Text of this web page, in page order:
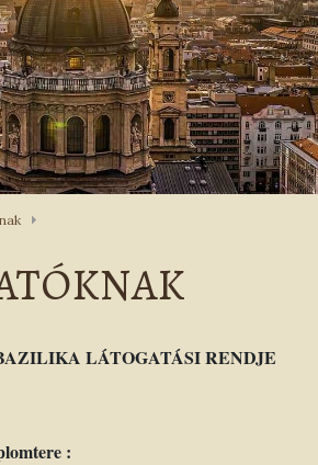
LÁTOGATÁSI RENDJE
: